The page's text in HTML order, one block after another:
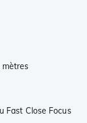
mètres
Fast Close Focus